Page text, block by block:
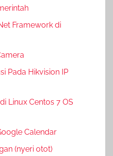
Framework di
Pada Hikvision IP
Linux Centos 7 OS
Calendar
(nyeri otot)